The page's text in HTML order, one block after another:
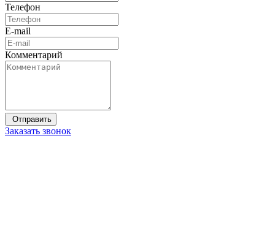
Телефон
E-mail
Комментарий
Заказать звонок